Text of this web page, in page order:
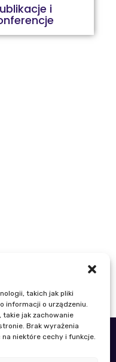
takich jak pliki
informacji o urządzeniu.
jak zachowanie
Brak wyrażenia
niektóre cechy i funkcje.
i